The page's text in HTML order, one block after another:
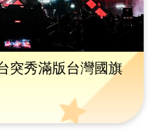
突秀滿版台灣國旗